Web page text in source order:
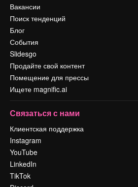
Вакансии
Поиск тенденций
Блог
События
Slidesgo
Продайте свой контент
Помещение для прессы
Ищете magnific.ai
Связаться с нами
Клиентская поддержка
Instagram
YouTube
LinkedIn
TikTok